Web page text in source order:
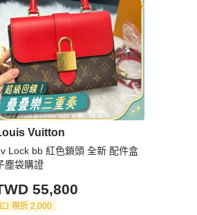
Vuitton
Lock bb 紅色鎖頭 全新 配件盒
塵袋購證
55,800
現折 2,000